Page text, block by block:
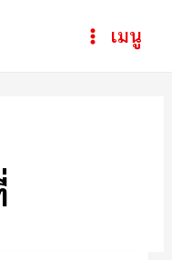
Mainเมนู